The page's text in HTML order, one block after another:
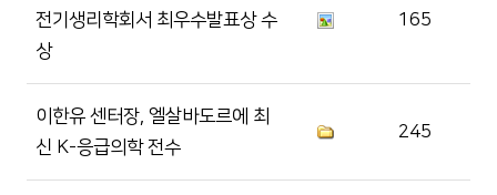
전기생리학회서 최우수발표상 수
상
165
이한유 센터장, 엘살바도르에 최
신 K-응급의학 전수
245